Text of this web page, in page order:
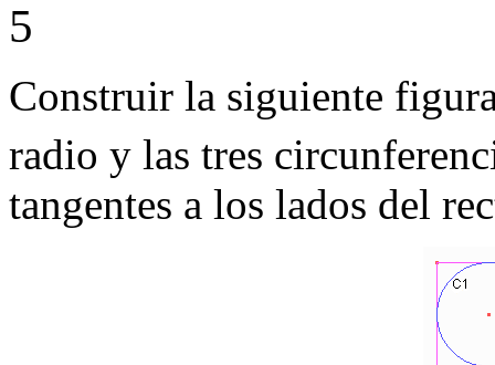
5
Construir la siguiente
radio y las tres
tangentes a los lados del